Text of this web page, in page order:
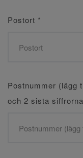
Postort *
Postnummer (lägg
och 2 sista